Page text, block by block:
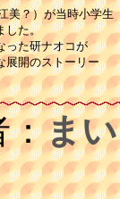
美？）が当時小学生
した。
った研ナオコが
展開のストーリー
ま